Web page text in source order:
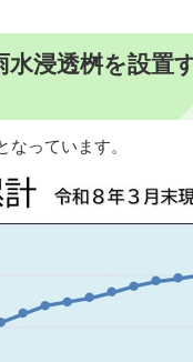
水浸透桝を設置
っています。